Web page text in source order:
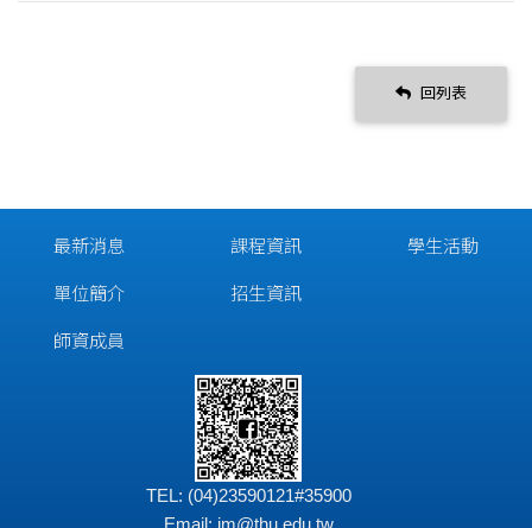
回列表
最新消息
單位簡介
師資成員
課程資訊
招生資訊
學生活動
TEL: (04)23590121#35900
Email: im@thu.edu.tw